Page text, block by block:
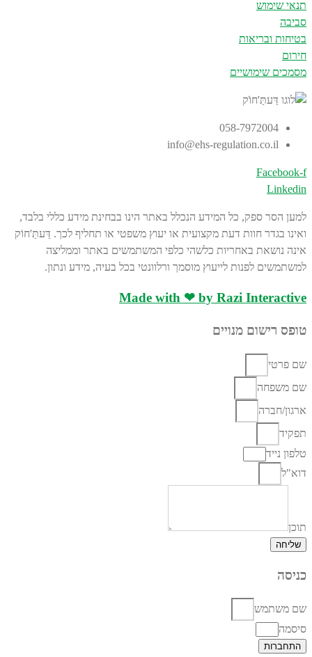
תנאי שימוש
סביבה
בטיחות ובריאות
חירום
מסמכים שימושיים
058-7972004
info@ehs-regulation.co.il
Facebook-f
Linkedin
למען הסר ספק, כל המידע הנכלל באתר הינו בבחינת מידע כללי בלבד,
ואינו בגדר חוות דעת מקצועית או יעוץ משפטי או תחליף לכך. דַּעתַּ'חוֹק
אינה נושאת באחריות כלשהי כלפי המשתמשים באתר וממליצה
למשתמשים לפנות לייעוץ מוסמך ורלוונטי בכל בעיה, מידע ונתון.
Made with ❤ by Razi Interactive
טופס רישום מנויים
שם פרטי
שם משפחה
ארגון/חברה
תפקיד
טלפון נייד
דוא"ל
תוכן
שליחה
כניסה
שם משתמש
סיסמה
התחברות